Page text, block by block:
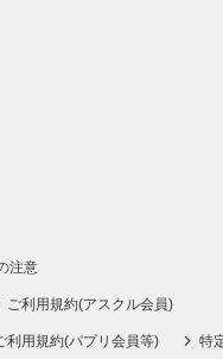
注意
ご利用規約(アスクル会員)
利用規約(パプリ会員等) 特